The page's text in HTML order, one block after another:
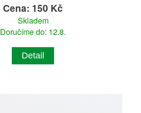
Cena: 150 Kč
Skladem
Doručíme do: 12.8.
Detail